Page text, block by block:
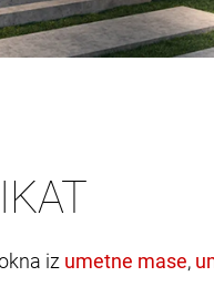
iz ,